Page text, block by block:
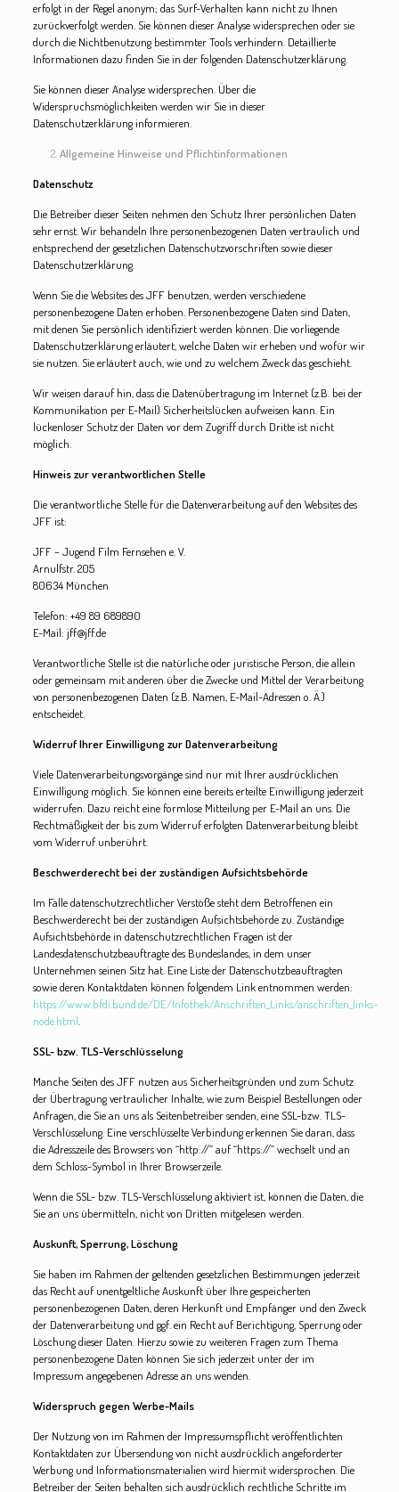
erfolgt in der Regel anonym; das Surf-Verhalten kann nicht zu Ihnen
zurückverfolgt werden. Sie können dieser Analyse widersprechen oder sie
durch die Nichtbenutzung bestimmter Tools verhindern. Detaillierte
Informationen dazu finden Sie in der folgenden Datenschutzerklärung.
Sie können dieser Analyse widersprechen. Über die
Widerspruchsmöglichkeiten werden wir Sie in dieser
Datenschutzerklärung informieren.
Allgemeine Hinweise und Pflichtinformationen
Datenschutz
Die Betreiber dieser Seiten nehmen den Schutz Ihrer persönlichen Daten
sehr ernst. Wir behandeln Ihre personenbezogenen Daten vertraulich und
entsprechend der gesetzlichen Datenschutzvorschriften sowie dieser
Datenschutzerklärung.
Wenn Sie die Websites des JFF benutzen, werden verschiedene
personenbezogene Daten erhoben. Personenbezogene Daten sind Daten,
mit denen Sie persönlich identifiziert werden können. Die vorliegende
Datenschutzerklärung erläutert, welche Daten wir erheben und wofür wir
sie nutzen. Sie erläutert auch, wie und zu welchem Zweck das geschieht.
Wir weisen darauf hin, dass die Datenübertragung im Internet (z.B. bei der
Kommunikation per E-Mail) Sicherheitslücken aufweisen kann. Ein
lückenloser Schutz der Daten vor dem Zugriff durch Dritte ist nicht
möglich.
Hinweis zur verantwortlichen Stelle
Die verantwortliche Stelle für die Datenverarbeitung auf den Websites des
JFF ist:
JFF – Jugend Film Fernsehen e. V.
Arnulfstr. 205
80634 München
Telefon: +49 89 689890
E-Mail: jff@jff.de
Verantwortliche Stelle ist die natürliche oder juristische Person, die allein
oder gemeinsam mit anderen über die Zwecke und Mittel der Verarbeitung
von personenbezogenen Daten (z.B. Namen, E-Mail-Adressen o. Ä.)
entscheidet.
Widerruf Ihrer Einwilligung zur Datenverarbeitung
Viele Datenverarbeitungsvorgänge sind nur mit Ihrer ausdrücklichen
Einwilligung möglich. Sie können eine bereits erteilte Einwilligung jederzeit
widerrufen. Dazu reicht eine formlose Mitteilung per E-Mail an uns. Die
Rechtmäßigkeit der bis zum Widerruf erfolgten Datenverarbeitung bleibt
vom Widerruf unberührt.
Beschwerderecht bei der zuständigen Aufsichtsbehörde
Im Falle datenschutzrechtlicher Verstöße steht dem Betroffenen ein
Beschwerderecht bei der zuständigen Aufsichtsbehörde zu. Zuständige
Aufsichtsbehörde in datenschutzrechtlichen Fragen ist der
Landesdatenschutzbeauftragte des Bundeslandes, in dem unser
Unternehmen seinen Sitz hat. Eine Liste der Datenschutzbeauftragten
sowie deren Kontaktdaten können folgendem Link entnommen werden:
https://www.bfdi.bund.de/DE/Infothek/Anschriften_Links/anschriften_links-
node.html
SSL- bzw. TLS-Verschlüsselung
Manche Seiten des JFF nutzen aus Sicherheitsgründen und zum Schutz
der Übertragung vertraulicher Inhalte, wie zum Beispiel Bestellungen oder
Anfragen, die Sie an uns als Seitenbetreiber senden, eine SSL-bzw. TLS-
Verschlüsselung. Eine verschlüsselte Verbindung erkennen Sie daran, dass
die Adresszeile des Browsers von “http://” auf “https://” wechselt und an
dem Schloss-Symbol in Ihrer Browserzeile.
Wenn die SSL- bzw. TLS-Verschlüsselung aktiviert ist, können die Daten, die
Sie an uns übermitteln, nicht von Dritten mitgelesen werden.
Auskunft, Sperrung, Löschung
Sie haben im Rahmen der geltenden gesetzlichen Bestimmungen jederzeit
das Recht auf unentgeltliche Auskunft über Ihre gespeicherten
personenbezogenen Daten, deren Herkunft und Empfänger und den Zweck
der Datenverarbeitung und ggf. ein Recht auf Berichtigung, Sperrung oder
Löschung dieser Daten. Hierzu sowie zu weiteren Fragen zum Thema
personenbezogene Daten können Sie sich jederzeit unter der im
Impressum angegebenen Adresse an uns wenden.
Widerspruch gegen Werbe-Mails
Der Nutzung von im Rahmen der Impressumspflicht veröffentlichten
Kontaktdaten zur Übersendung von nicht ausdrücklich angeforderter
Werbung und Informationsmaterialien wird hiermit widersprochen. Die
Betreiber der Seiten behalten sich ausdrücklich rechtliche Schritte im